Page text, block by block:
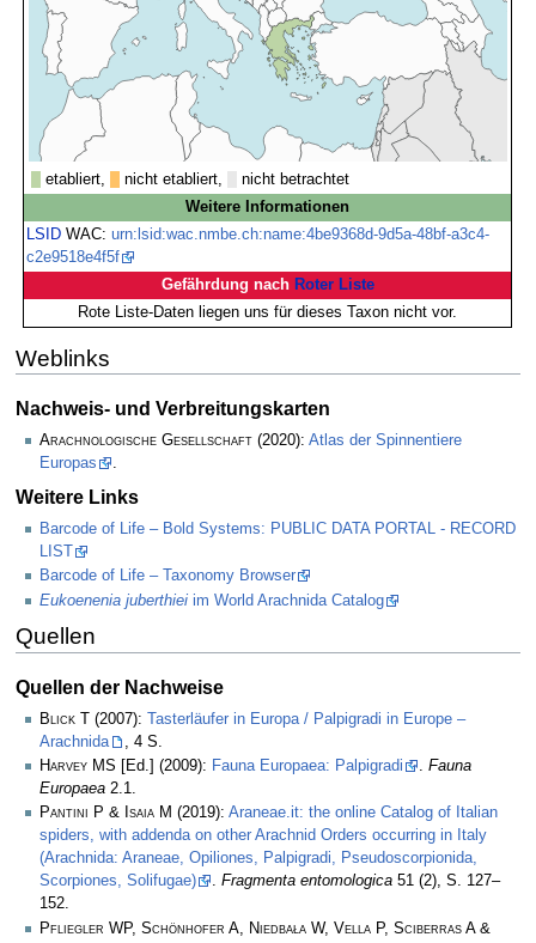
etabliert, nicht etabliert,
nicht betrachtet
Weitere Informationen
LSID WAC:urn:lsid:wac.nmbe.ch:name:4be9368d-9d5a-48bf-a3c4-
c2e9518e4f5f
Gefährdung nach Roter Liste
Rote Liste-Daten liegen uns für dieses Taxon nicht vor.
Weblinks
Nachweis- und Verbreitungskarten
Arachnologische Gesellschaft (2020): Atlas der Spinnentiere
Europas
.
Weitere Links
Barcode of Life – Bold Systems: PUBLIC DATA PORTAL - RECORD
LIST
Barcode of Life – Taxonomy Browser
Eukoenenia juberthiei im World Arachnida Catalog
Quellen
Quellen der Nachweise
Blick T (2007): Tasterläufer in Europa / Palpigradi in Europe –
Arachnida
, 4 S.
Harvey MS [Ed.] (2009): Fauna Europaea: Palpigradi . Fauna
Europaea 2.1.
Pantini P & Isaia M (2019): Araneae.it: the online Catalog of Italian
spiders, with addenda on other Arachnid Orders occurring in Italy
(Arachnida: Araneae, Opiliones, Palpigradi, Pseudoscorpionida,
Scorpiones, Solifugae)
. Fragmenta entomologica 51 (2), S. 127–
152.
Pfliegler WP, Schönhofer A, Niedbała W, Vella P, Sciberras A &